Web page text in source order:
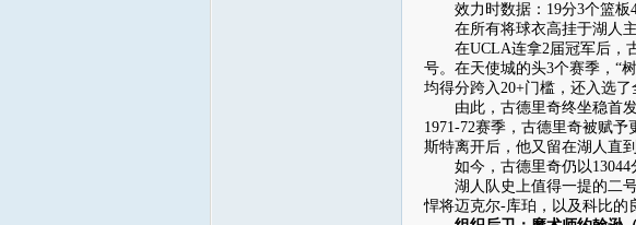
效力时数据：19分3个篮板
在所有将球衣高挂于湖人主
在UCLA连拿2届冠军后，古
号。在天使城的头3个赛季，“
均得分跨入20+门槛，还入选
由此，古德里奇终坐稳首发
1971-72赛季，古德里奇被赋
斯特离开后，他又留在湖人直
如今，古德里奇仍以13044
湖人队史上值得一提的二号
悍将迈克尔-库珀，以及科比的